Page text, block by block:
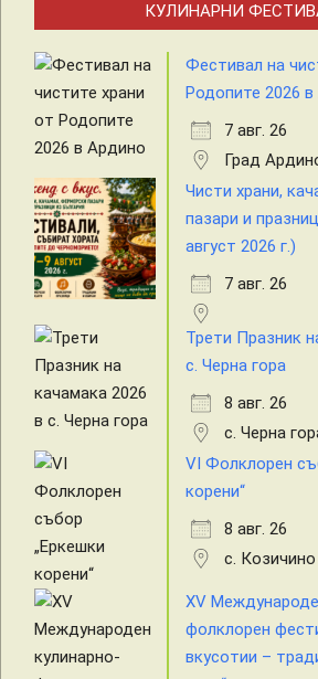
КУЛИНАРНИ
Фестивал на
Родопите 2026
7 авг. 26
Град
Чисти храни,
пазари и
август 2026 г.)
7 авг. 26
Трети Празник
с. Черна гора
8 авг. 26
с. Черна
VI Фолклорен
корени“
8 авг. 26
с. Козичино
XV
фолклорен
вкусотии –